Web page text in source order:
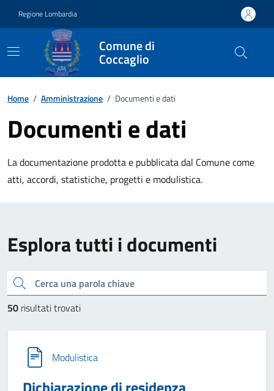
Regione Lombardia
Comune di
Coccaglio
Home / Amministrazione / Documenti e dati
Documenti e dati
La documentazione prodotta e pubblicata dal Comune come
atti, accordi, statistiche, progetti e modulistica.
Esplora tutti i documenti
Cerca una parola chiave
50 risultati trovati
Modulistica